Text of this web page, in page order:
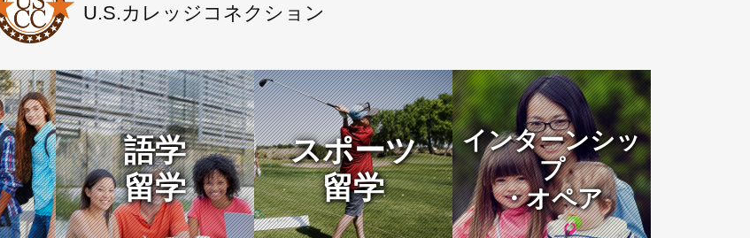
U.S.カレッジコネクション
語学
留学
スポーツ
留学
インターンシッ
プ
・オペア